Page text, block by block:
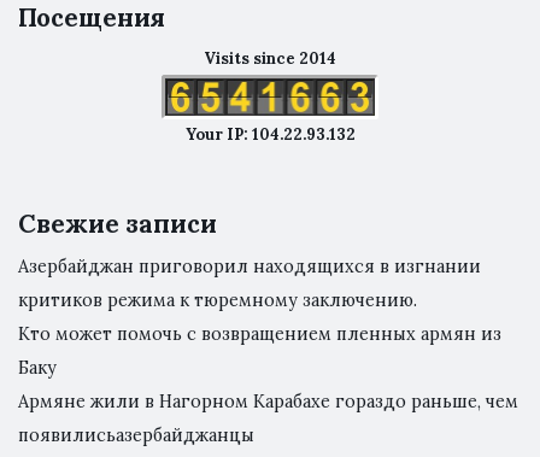
Посещения
Visits since 2014
Your IP: 104.22.93.132
Свежие записи
Азербайджан приговорил находящихся в изгнании
критиков режима к тюремному заключению.
Кто может помочь с возвращением пленных армян из
Баку
Армяне жили в Нагорном Карабахе гораздо раньше, чем
появилисьазербайджанцы